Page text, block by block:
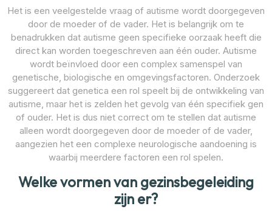
Het is een veelgestelde vraag of autisme wordt doorgegeven
door de moeder of de vader. Het is belangrijk om te
benadrukken dat autisme geen specifieke oorzaak heeft die
direct kan worden toegeschreven aan één ouder. Autisme
wordt beïnvloed door een complex samenspel van
genetische, biologische en omgevingsfactoren. Onderzoek
suggereert dat genetica een rol speelt bij de ontwikkeling van
autisme, maar het is zelden het gevolg van één specifiek gen
of ouder. Het is dus niet correct om te stellen dat autisme
alleen wordt doorgegeven door de moeder of de vader,
aangezien het een complexe neurologische aandoening is
waarbij meerdere factoren een rol spelen.
Welke vormen van gezinsbegeleiding
zijn er?